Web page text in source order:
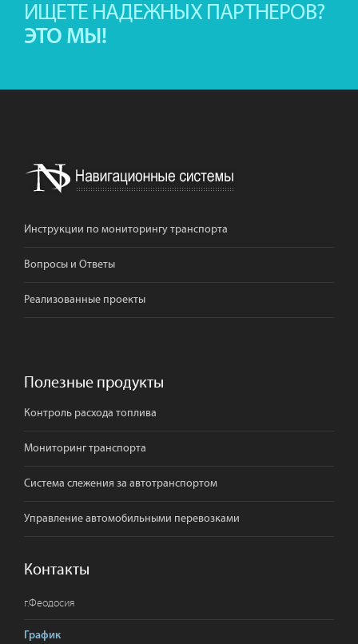
ИЩЕТЕ НАДЕЖНЫХ ПАРТНЕРОВ?
ЭТО МЫ!
Инструкции по мониторингу транспорта
Вопросы и Ответы
Реализованные проекты
Полезные продукты
Контроль расхода топлива
Мониторинг транспорта
Система слежения за автотранспортом
Управление автомобильными перевозками
Контакты
г.Феодосия
График